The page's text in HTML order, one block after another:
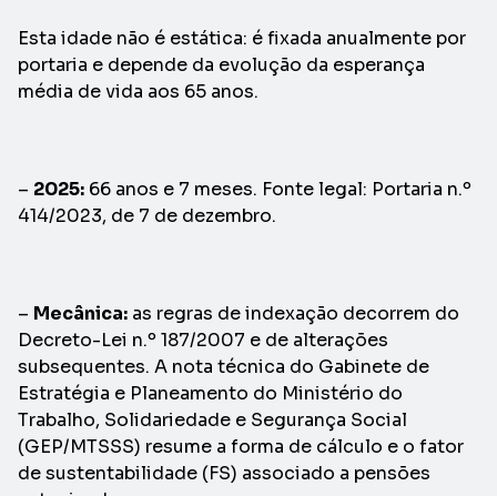
Esta idade não é estática: é fixada anualmente por
portaria e depende da evolução da esperança
média de vida aos 65 anos.
– 2025: 66 anos e 7 meses. Fonte legal: Portaria n.º
414/2023, de 7 de dezembro.
– Mecânica: as regras de indexação decorrem do
Decreto-Lei n.º 187/2007 e de alterações
subsequentes. A nota técnica do Gabinete de
Estratégia e Planeamento do Ministério do
Trabalho, Solidariedade e Segurança Social
(GEP/MTSSS) resume a forma de cálculo e o fator
de sustentabilidade (FS) associado a pensões